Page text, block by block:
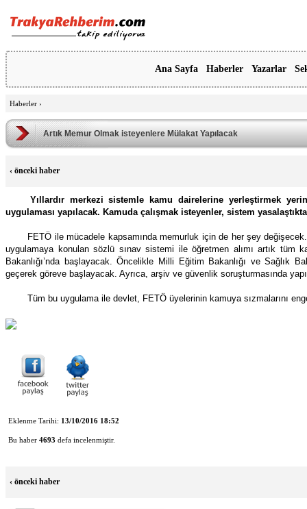
Ana Sayfa Haberler Yazarlar
Haberler ›
Artık Memur Olmak isteyenlere Mülakat Yapılacak
‹ önceki haber
Yıllardır merkezi sistemle kamu dairelerine yerleştirmek
uygulaması yapılacak. Kamuda çalışmak isteyenler, sistem
FETÖ ile mücadele kapsamında memurluk için de her şey
uygulamaya konulan sözlü sınav sistemi ile öğretmen alımı artık tüm
Bakanlığı’nda başlayacak. Öncelikle Milli Eğitim Bakanlığı ve Sağlık
geçerek göreve başlayacak. Ayrıca, arşiv ve güvenlik soruşturmasında
Tüm bu uygulama ile devlet, FETÖ üyelerinin kamuya sızmalarını
Eklenme Tarihi: 13/10/2016 18:52
Bu haber 4693 defa incelenmiştir.
‹ önceki haber